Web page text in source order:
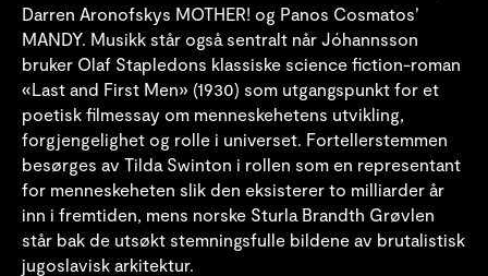
Darren Aronofskys MOTHER! og Panos Cosmatos’
MANDY. Musikk står også sentralt når Jóhannsson
bruker Olaf Stapledons klassiske science fiction-roman
«Last and First Men» (1930) som utgangspunkt for et
poetisk filmessay om menneskehetens utvikling,
forgjengelighet og rolle i universet. Fortellerstemmen
besørges av Tilda Swinton i rollen som en representant
for menneskeheten slik den eksisterer to milliarder år
inn i fremtiden, mens norske Sturla Brandth Grøvlen
står bak de utsøkt stemningsfulle bildene av brutalistisk
jugoslavisk arkitektur.